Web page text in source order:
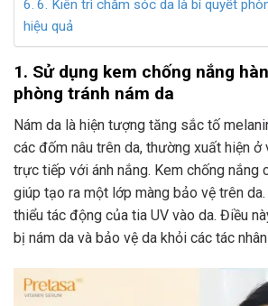
6. Kiên trì chăm sóc da là bí quyết
hiệu quả
1. Sử dụng kem chống nắng
phòng tránh nám da
Nám da là hiện tượng tăng sắc tố
các đốm nâu trên da, thường xuất hiện ở
trực tiếp với ánh nắng. Kem chống nắng
giúp tạo ra một lớp màng bảo vệ trên
thiểu tác động của tia UV vào da. Điều
bị nám da và bảo vệ da khỏi các tác